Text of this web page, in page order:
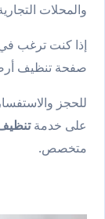
والمحلات
إذا كنت ترغب في
صفحة تنظيف
للحجز
على خدمة
متخصص.